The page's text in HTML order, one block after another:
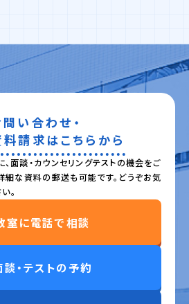
い合わせ・
請求はこちらから
面談・カウンセリングテストの機会をご
細な資料の郵送も可能です。どうぞお気
。
室に電話で相談
談・テストの予約